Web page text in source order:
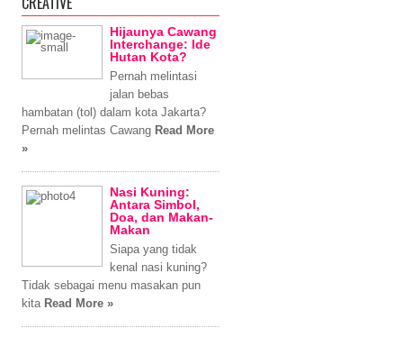
Hijaunya Cawang
Interchange: Ide
Hutan Kota?
Pernah melintasi
jalan bebas
hambatan (tol) dalam kota Jakarta?
Pernah melintas Cawang Read More
»
Nasi Kuning:
Antara Simbol,
Doa, dan Makan-
Makan
Siapa yang tidak
kenal nasi kuning?
Tidak sebagai menu masakan pun
kita Read More »